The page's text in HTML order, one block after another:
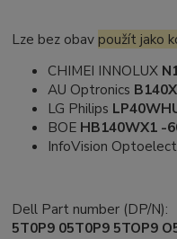
Lze bez obav použít jako
CHIMEI INNOLUX
AU Optronics
LG Philips
BOE HB140WX1 -
InfoVision
Dell Part number (DP/N):
5T0P9 05T0P9 5TOP9